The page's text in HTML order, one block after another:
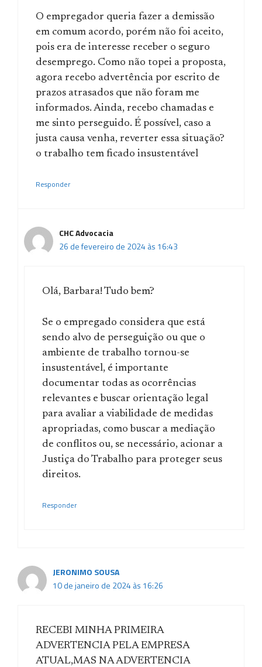
O empregador queria fazer a demissão
em comum acordo, porém não foi aceito,
pois era de interesse receber o seguro
desemprego. Como não topei a proposta,
agora recebo advertência por escrito de
prazos atrasados que não foram me
informados. Ainda, recebo chamadas e
me sinto perseguido. É possível, caso a
justa causa venha, reverter essa situação?
o trabalho tem ficado insustentável
Responder
CHC Advocacia
26 de fevereiro de 2024 às 16:43
Olá, Barbara! Tudo bem?
Se o empregado considera que está
sendo alvo de perseguição ou que o
ambiente de trabalho tornou-se
insustentável, é importante
documentar todas as ocorrências
relevantes e buscar orientação legal
para avaliar a viabilidade de medidas
apropriadas, como buscar a mediação
de conflitos ou, se necessário, acionar a
Justiça do Trabalho para proteger seus
direitos.
Responder
JERONIMO SOUSA
10 de janeiro de 2024 às 16:26
RECEBI MINHA PRIMEIRA
ADVERTENCIA PELA EMPRESA
ATUAL,MAS NA ADVERTENCIA